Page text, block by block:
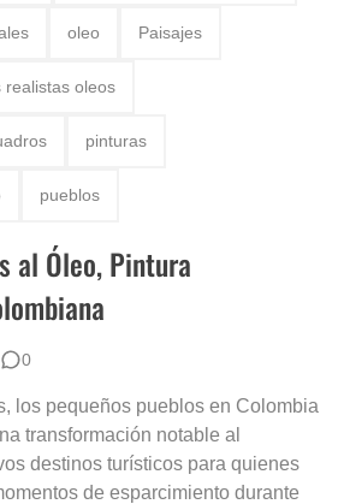
los cuadros de negras africanas?
en pintura surrealista
oleo Paisajes
realistas oleos
pinturas
pueblos
al Óleo, Pintura
0
los pequeños pueblos en Colombia
transformación notable al
destinos turísticos para quienes
de esparcimiento durante